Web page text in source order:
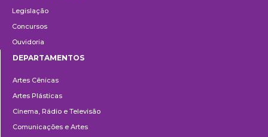
Legislação
Concursos
Ouvidoria
DEPARTAMENTOS
Artes Cênicas
Artes Plásticas
Cinema, Rádio e Televisão
Comunicações e Artes